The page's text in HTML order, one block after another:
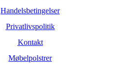
Handelsbetingelser
Privatlivspolitik
Kontakt
Møbelpolstrer